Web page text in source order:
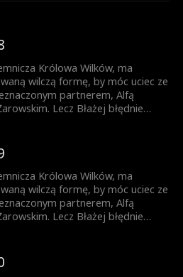
Królowa Wilków, ma
wilczą formę, by móc uciec ze
partnerem, Alfą
Lecz Błażej błędnie
życie ich syna jest zagrożone,
by Błażej zrozumiał
czy nie będzie już za późno?
Królowa Wilków, ma
wilczą formę, by móc uciec ze
partnerem, Alfą
Lecz Błażej błędnie
życie ich syna jest zagrożone,
by Błażej zrozumiał